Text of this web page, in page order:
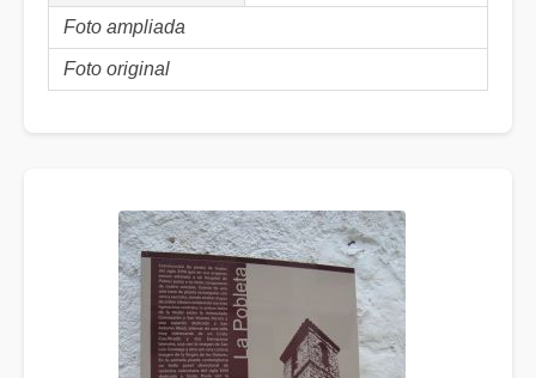
Foto ampliada
Foto original